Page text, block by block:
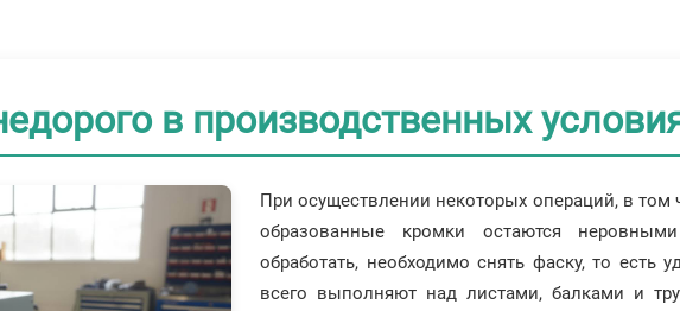
в производственных
При осуществлении некоторых операций, в том
образованные кромки остаются
обработать, необходимо снять фаску, то есть
всего выполняют над листами, балками и